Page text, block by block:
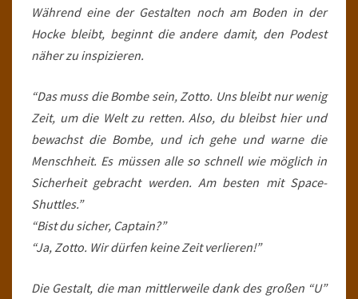
Während eine der Gestalten noch am Boden in der
Hocke bleibt, beginnt die andere damit, den Podest
näher zu inspizieren.
“Das muss die Bombe sein, Zotto. Uns bleibt nur wenig
Zeit, um die Welt zu retten. Also, du bleibst hier und
bewachst die Bombe, und ich gehe und warne die
Menschheit. Es müssen alle so schnell wie möglich in
Sicherheit gebracht werden. Am besten mit Space-
Shuttles.”
“Bist du sicher, Captain?”
“Ja, Zotto. Wir dürfen keine Zeit verlieren!”
Die Gestalt, die man mittlerweile dank des großen “U”